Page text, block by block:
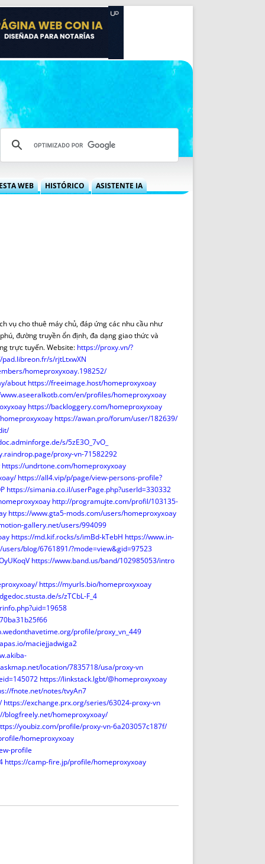
WEB
AVISO LEGAL
REPORTAR INCIDENCIA
LOGOTIPO
ENTREVISTAS
SONRISA
ENVÍA CORREO
CANALES DE VÍDEO
HISTÓRICO ASISTENTE IA
vụ cho thuê máy chủ, đáp ứng các nhu cầu như
đường truyền ổn định, đa dạng giao thức và
trực tuyến. Website: https://proxy.vn/?
pad.libreon.fr/s/rjtLtxwXN
homeproxyxoay.198252/
about https://freeimage.host/homeproxyxoay
en/profiles/homeproxyxoay
https://backloggery.com/homeproxyxoay
https://awan.pro/forum/user/182639/
s/5zE3O_7vO_
proxy-vn-71582292
https://undrtone.com/homeproxyxoay
https://all4.vip/p/page/view-persons-profile?
https://simania.co.il/userPage.php?userId=330332
http://programujte.com/profil/103135-
https://www.gta5-mods.com/users/homeproxyxoay
gallery.net/users/994099
https://md.kif.rocks/s/imBd-kTebH https://www.in-
blog/6761891/?mode=view&gid=97523
https://www.band.us/band/102985053/intro
https://myurls.bio/homeproxyxoay
s/zTCbL-F_4
profile/proxy_vn_449
maciejjadwiga2
location/7835718/usa/proxy-vn
https://linkstack.lgbt/@homeproxyxoay
fnote.net/notes/tvyAn7
https://exchange.prx.org/series/63024-proxy-vn
blogfreely.net/homeproxyxoay/
youbiz.com/profile/proxy-vn-6a203057c187f/
homeproxyxoay
profile
https://camp-fire.jp/profile/homeproxyxoay